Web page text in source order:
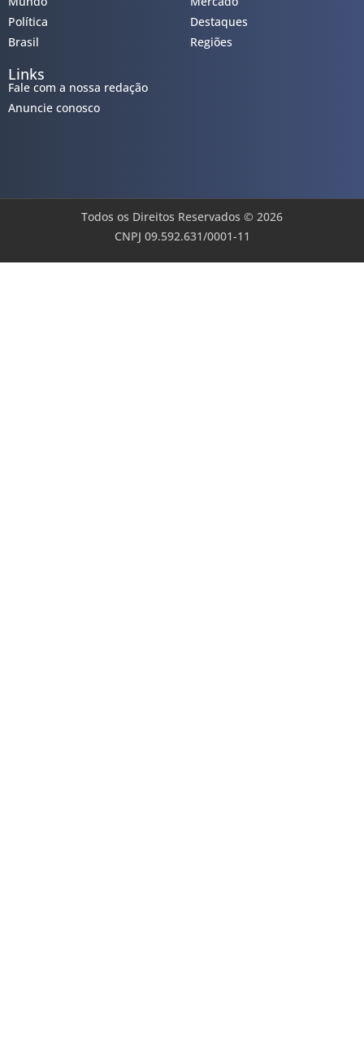
Política
Brasil
Destaques
Regiões
Links
Fale com a nossa redação
Anuncie conosco
Todos os Direitos Reservados © 2026
CNPJ 09.592.631/0001-11